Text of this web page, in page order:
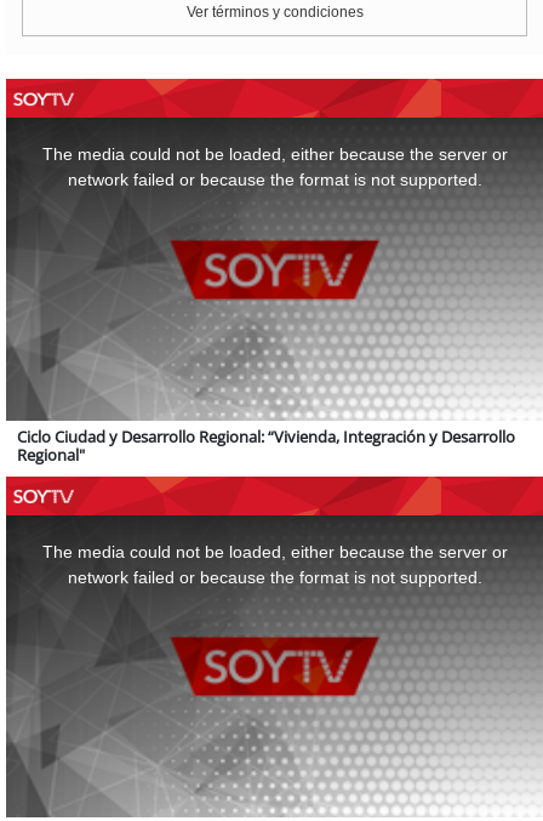
Ver términos y condiciones
The media could not be loaded, either because the server or
network failed or because the format is not supported.
Ciclo Ciudad y Desarrollo Regional: “Vivienda, Integración y Desarrollo
Regional"
The media could not be loaded, either because the server or
network failed or because the format is not supported.